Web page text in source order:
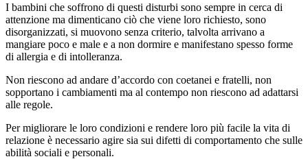
I bambini che soffrono di questi disturbi sono sempre in cerca di
attenzione ma dimenticano ciò che viene loro richiesto, sono
disorganizzati, si muovono senza criterio, talvolta arrivano a
mangiare poco e male e a non dormire e manifestano spesso forme
di allergia e di intolleranza.
Non riescono ad andare d’accordo con coetanei e fratelli, non
sopportano i cambiamenti ma al contempo non riescono ad adattarsi
alle regole.
Per migliorare le loro condizioni e rendere loro più facile la vita di
relazione è necessario agire sia sui difetti di comportamento che sulle
abilità sociali e personali.